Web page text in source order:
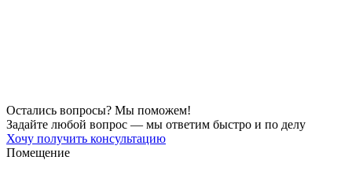
Остались вопросы? Мы поможем!
Задайте любой вопрос — мы ответим быстро и по делу
Хочу получить консультацию
Помещение